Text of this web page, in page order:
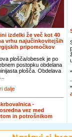
izdelki že več kot 40
vrhu najučinkovitejših
pripomočkov
plošča/obesek je po
postopku obdelana
plošča. Obdelava
dalje
-
vez med
in potrošnikom